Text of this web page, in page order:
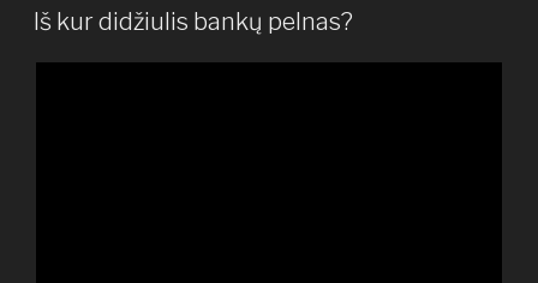
Iš kur didžiulis bankų pelnas?